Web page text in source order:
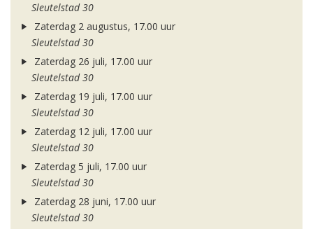
Sleutelstad 30
Zaterdag 2 augustus, 17.00 uur
Sleutelstad 30
Zaterdag 26 juli, 17.00 uur
Sleutelstad 30
Zaterdag 19 juli, 17.00 uur
Sleutelstad 30
Zaterdag 12 juli, 17.00 uur
Sleutelstad 30
Zaterdag 5 juli, 17.00 uur
Sleutelstad 30
Zaterdag 28 juni, 17.00 uur
Sleutelstad 30